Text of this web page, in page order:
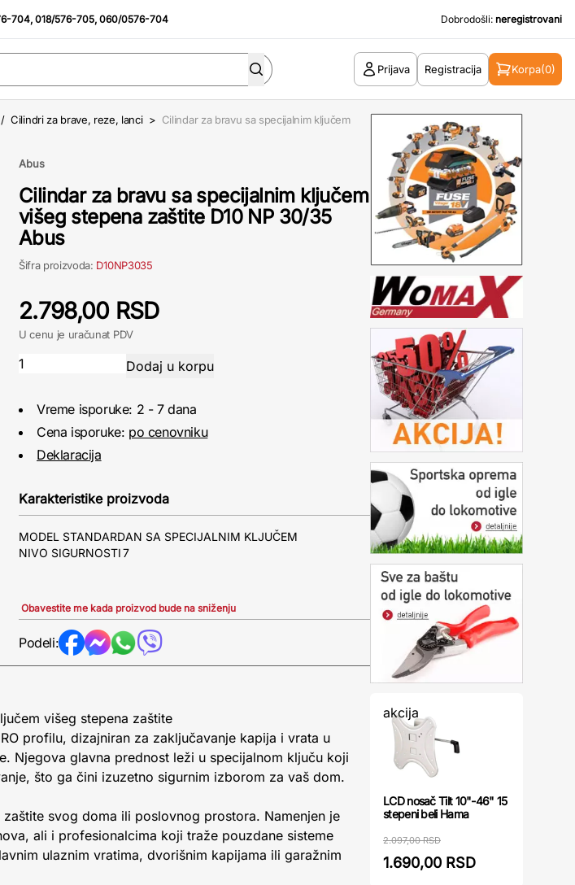
704,018/576-705,060/0576-704 Dobrodošli: neregistrovani
Prijava Registracija Korpa(0)
/ Cilindri za brave, reze, lanci > Cilindar za bravu sa specijalnim ključem
Abus
Cilindar za bravu sa specijalnim ključem
višeg stepena zaštite D10 NP 30/35
Abus
Šifra proizvoda: D10NP3035
2.798,00 RSD
U cenu je uračunat PDV
Vreme isporuke: 2 - 7 dana
Cena isporuke: po cenovniku
Deklaracija
Karakteristike proizvoda
MODEL STANDARDAN SA SPECIJALNIM KLJUČEM
NIVO SIGURNOSTI7
Obavestite me kada proizvod bude na sniženju
Podeli:
višeg stepena zaštite
profilu, dizajniran za zaključavanje kapija i vrata u
Njegova glavna prednost leži u specijalnom ključu koji
što ga čini izuzetno sigurnim izborom za vaš dom.
svog doma ili poslovnog prostora. Namenjen je
ali i profesionalcima koji traže pouzdane sisteme
ulaznim vratima, dvorišnim kapijama ili garažnim
akcija
LCD nosač Tilt 10"-46" 15
stepeni beli Hama
2.097,00 RSD
1.690,00 RSD